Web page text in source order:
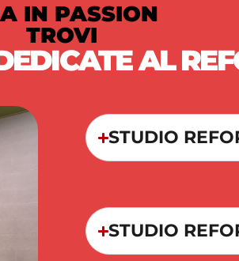
IN PASSION
TROVI
AL
STUDIO
STUDIO